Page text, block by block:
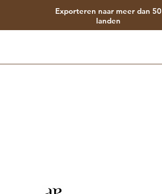
Exporteren naar meer dan 50
landen